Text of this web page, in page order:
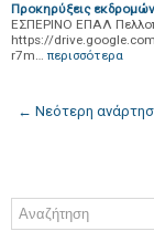
Προκηρύξεις
ΕΣΠΕΡΙΝΟ ΕΠΑΛ
https://
r7m… περισσότερα
← Νεότερη